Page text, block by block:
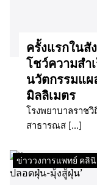
ครั้งแรกในสั
โชว์ความสำ
นวัตกรรมแ
มิลลิเมตร
โรงพยาบาลราช
สาธารณส […]
ข่าววงการแพทย์ คลิ